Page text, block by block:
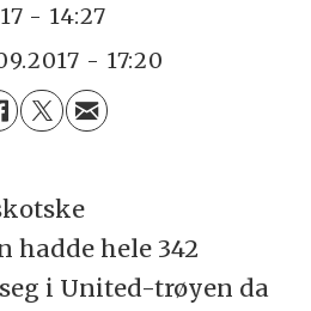
- 14:27
- 17:20
hadde hele 342
i United-trøyen da